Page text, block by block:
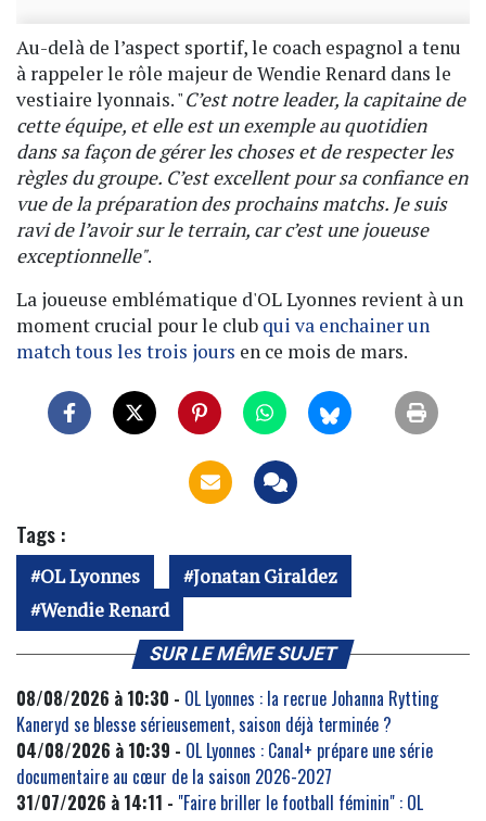
Au-delà de l’aspect sportif, le coach espagnol a tenu
à rappeler le rôle majeur de Wendie Renard dans le
vestiaire lyonnais. "C’est notre leader, la capitaine de
cette équipe, et elle est un exemple au quotidien
dans sa façon de gérer les choses et de respecter les
règles du groupe. C’est excellent pour sa confiance en
vue de la préparation des prochains matchs. Je suis
ravi de l’avoir sur le terrain, car c’est une joueuse
exceptionnelle".
La joueuse emblématique d'OL Lyonnes revient à un
moment crucial pour le club qui va enchainer un
match tous les trois jours en ce mois de mars.
Tags :
OL Lyonnes
Jonatan Giraldez
Wendie Renard
SUR LE MÊME SUJET
08/08/2026 à 10:30 - OL Lyonnes : la recrue Johanna Rytting
Kaneryd se blesse sérieusement, saison déjà terminée ?
04/08/2026 à 10:39 - OL Lyonnes : Canal+ prépare une série
documentaire au cœur de la saison 2026-2027
31/07/2026 à 14:11 - "Faire briller le football féminin" : OL